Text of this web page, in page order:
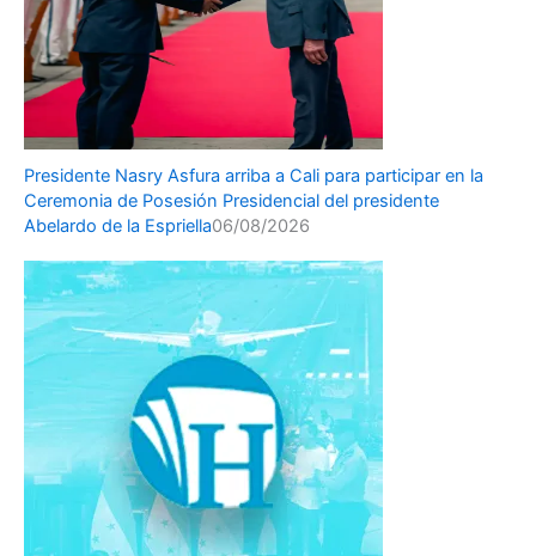
Presidente Nasry Asfura arriba a Cali para participar en la
Ceremonia de Posesión Presidencial del presidente
Abelardo de la Espriella06/08/2026